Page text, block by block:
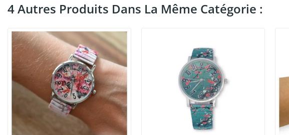
4 Autres Produits Dans La Même Catégorie :